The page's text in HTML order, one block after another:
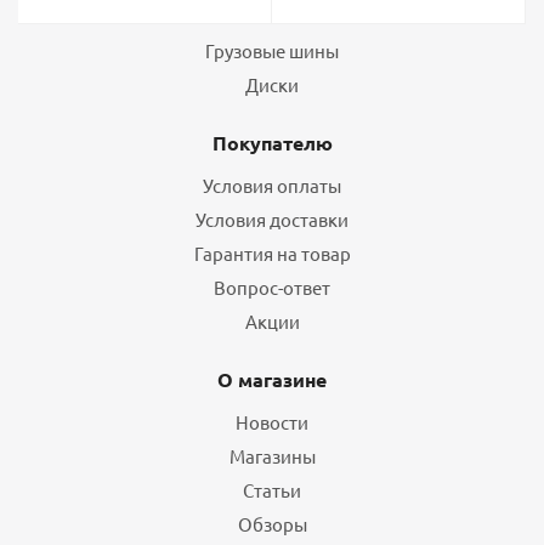
Грузовые шины
Диски
Покупателю
Условия оплаты
Условия доставки
Гарантия на товар
Вопрос-ответ
Акции
О магазине
Новости
Магазины
Статьи
Обзоры